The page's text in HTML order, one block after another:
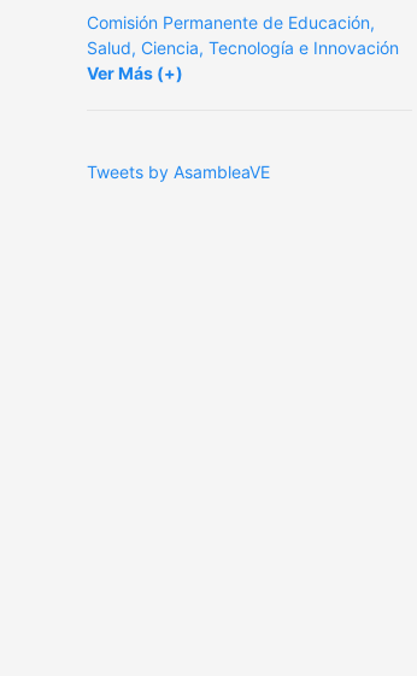
Comisión Permanente de Educación,
Salud, Ciencia, Tecnología e Innovación
Ver Más (+)
Tweets by AsambleaVE